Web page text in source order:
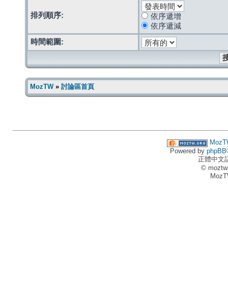
排列順序:
依序遞增
依序遞減
時間範圍:
MozTW» 討論區首頁
Powered by phpBB
正體中文
©